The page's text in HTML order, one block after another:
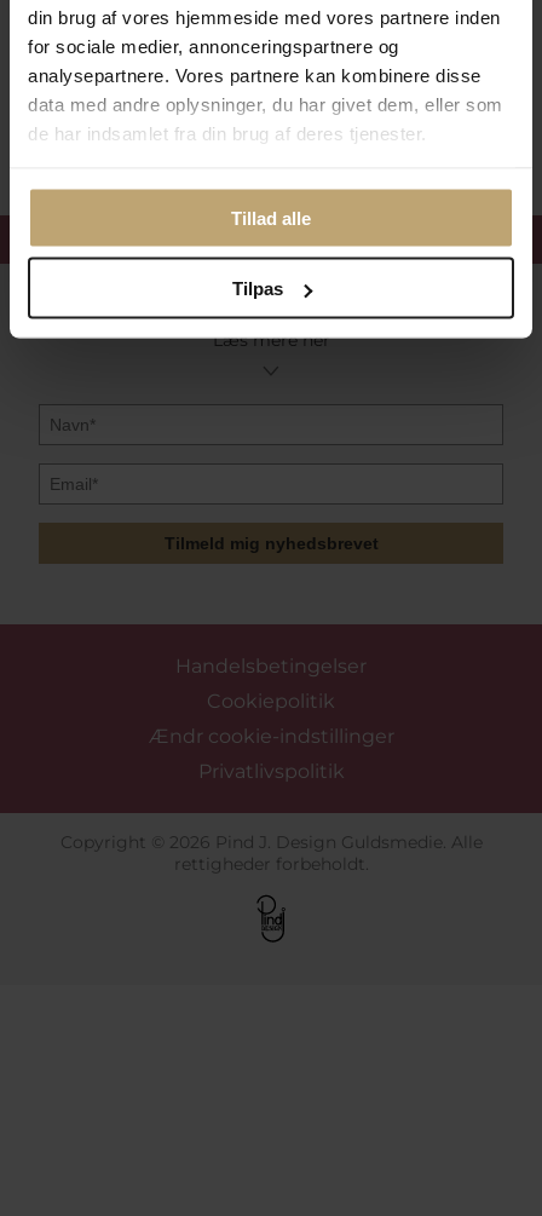
din brug af vores hjemmeside med vores partnere inden
for sociale medier, annonceringspartnere og
analysepartnere. Vores partnere kan kombinere disse
data med andre oplysninger, du har givet dem, eller som
de har indsamlet fra din brug af deres tjenester.
Tillad alle
Tilpas
Betalingsmuligheder
Sikker Og Tryg E-Handel
Få 15%velkomstrabat
Følg med i vores nyhedsbrev
Læs mere her
Tilmeld mig nyhedsbrevet
Handelsbetingelser
Cookiepolitik
Ændr cookie-indstillinger
Privatlivspolitik
Copyright © 2026 Pind J. Design Guldsmedie. Alle
rettigheder forbeholdt.